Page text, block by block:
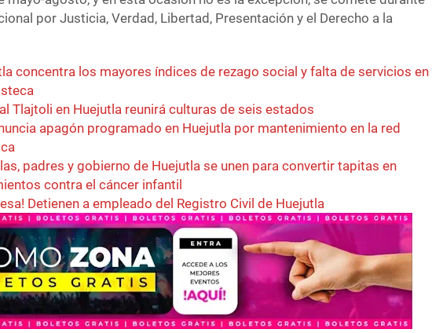
por Justicia, Verdad, Libertad, Presentación y el Derecho a la
concentra los mayores índices de rezago social y falta de servicios en
Tlajtoli en Huejutla reunirá culturas de seis estados
apagón programado en Huejutla por mantenimiento en la red
padres y gobierno de Huejutla se unen para convertir tapitas en
contra el cáncer infantil
Detienen a empleado del Registro Civil de Huejutla